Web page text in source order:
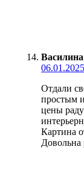
06.01.2025
Отдали
простым
цены
Картина
Довольна